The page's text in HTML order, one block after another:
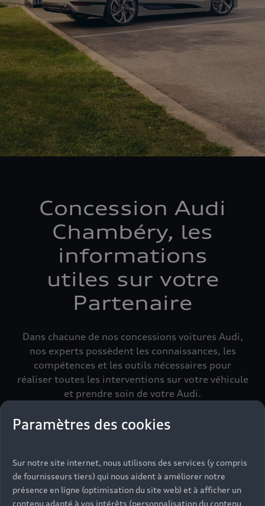
Concession Audi
Chambéry, les
informations
utiles sur votre
Partenaire
Dans chacune de nos concessions voitures Audi,
nos experts possèdent les connaissances, les
compétences et les outils nécessaires pour
réaliser toutes les interventions sur votre véhicule
et prendre soin de votre Audi.
Paramètres des cookies
Sur notre site internet, nous utilisons des services (y compris
de fournisseurs tiers) qui nous aident à améliorer notre
présence en ligne (optimisation du site web) et à afficher un
contenu adapté à vos intérêts (personnalisation du contenu